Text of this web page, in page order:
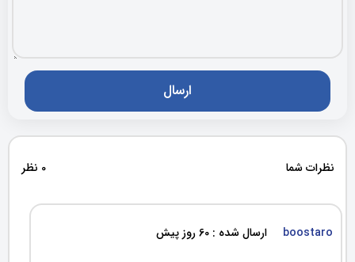
نظرات شما 0 نظر
boostaro ارسال شده : 60 روز پیش